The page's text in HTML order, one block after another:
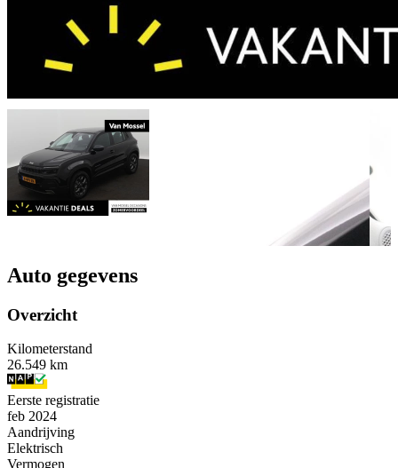
Auto gegevens
Overzicht
Kilometerstand
26.549 km
Eerste registratie
feb 2024
Aandrijving
Elektrisch
Vermogen